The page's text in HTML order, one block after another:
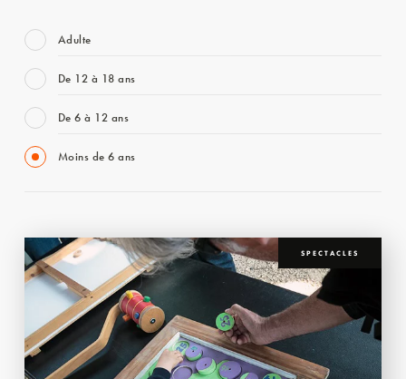
Adulte
De 12 à 18 ans
De 6 à 12 ans
Moins de 6 ans
SPECTACLES